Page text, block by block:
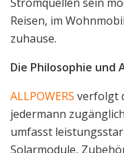
Reisen, im
zuhause.
Die Philosophie und
ALLPOWERS verfolgt
jedermann
umfasst
Solarmodule,